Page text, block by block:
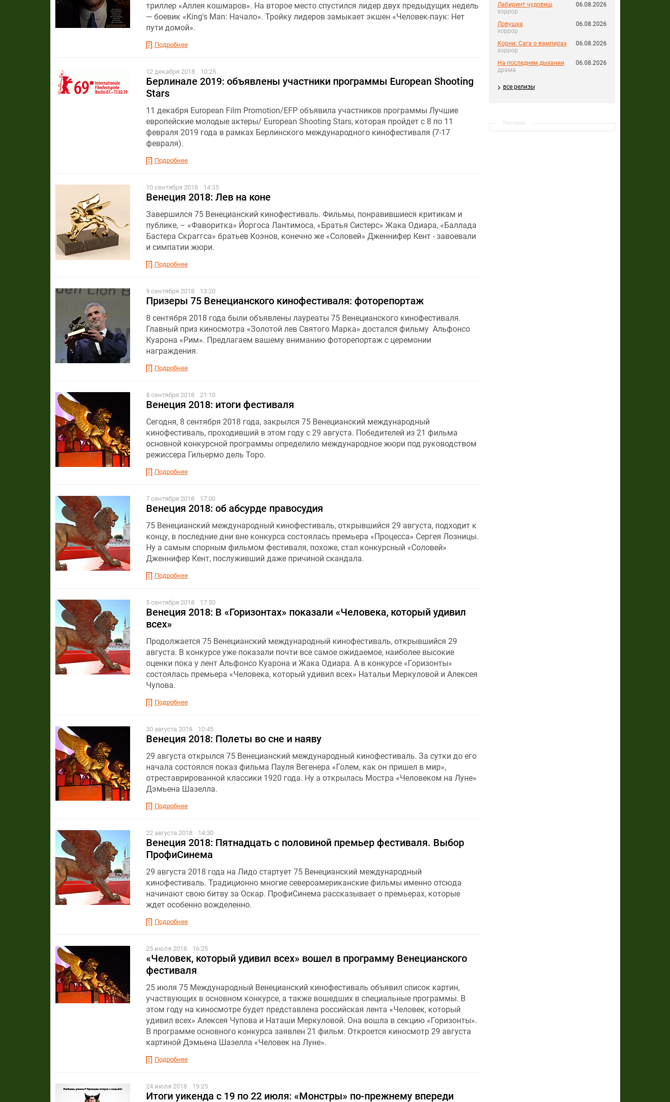
Лабиринт чудовищ
хоррор
06.08.2026
Ловушка
хоррор
06.08.2026
Корни: Сага о вампирах
хоррор
06.08.2026
На последнем дыхании
драма
06.08.2026
все релизы
Реклама
триллер «Аллея кошмаров». На второе место спустился лидер двух предыдущих недель
— боевик «King's Man: Начало». Тройку лидеров замыкает экшен «Человек-паук: Нет
пути домой».
Подробнее
12 декабря 2018 10:25
Берлинале 2019: объявлены участники программы European Shooting
Stars
11 декабря European Film Promotion/EFP объявила участников программы Лучшие
европейские молодые актеры/ European Shooting Stars, которая пройдет с 8 по 11
февраля 2019 года в рамках Берлинского международного кинофестиваля (7-17
февраля).
Подробнее
10 сентября 2018 14:35
Венеция 2018: Лев на коне
Завершился 75 Венецианский кинофестиваль. Фильмы, понравившиеся критикам и
публике, – «Фаворитка» Йоргоса Лантимоса, «Братья Систерс» Жака Одиара, «Баллада
Бастера Скраггса» братьев Коэнов, конечно же «Соловей» Дженнифер Кент - завоевали
и симпатии жюри.
Подробнее
9 сентября 2018 13:20
Призеры 75 Венецианского кинофестиваля: фоторепортаж
8 сентября 2018 года были объявлены лауреаты 75 Венецианского кинофестиваля.
Главный приз киносмотра «Золотой лев Святого Марка» достался фильму Альфонсо
Куарона «Рим». Предлагаем вашему вниманию фоторепортаж с церемонии
награждения.
Подробнее
8 сентября 2018 21:10
Венеция 2018: итоги фестиваля
Сегодня, 8 сентября 2018 года, закрылся 75 Венецианский международный
кинофестиваль, проходивший в этом году с 29 августа. Победителей из 21 фильма
основной конкурсной программы определило международное жюри под руководством
режиссера Гильермо дель Торо.
Подробнее
7 сентября 2018 17:00
Венеция 2018: об абсурде правосудия
75 Венецианский международный кинофестиваль, открывшийся 29 августа, подходит к
концу, в последние дни вне конкурса состоялась премьера «Процесса» Сергея Лозницы.
Ну а самым спорным фильмом фестиваля, похоже, стал конкурсный «Соловей»
Дженнифер Кент, послуживший даже причиной скандала.
Подробнее
5 сентября 2018 17:50
Венеция 2018: В «Горизонтах» показали «Человека, который удивил
всех»
Продолжается 75 Венецианский международный кинофестиваль, открывшийся 29
августа. В конкурсе уже показали почти все самое ожидаемое, наиболее высокие
оценки пока у лент Альфонсо Куарона и Жака Одиара. А в конкурсе «Горизонты»
состоялась премьера «Человека, который удивил всех» Натальи Меркуловой и Алексея
Чупова.
Подробнее
30 августа 2018 10:45
Венеция 2018: Полеты во сне и наяву
29 августа открылся 75 Венецианский международный кинофестиваль. За сутки до его
начала состоялся показ фильма Пауля Вегенера «Голем, как он пришел в мир»,
отреставрированной классики 1920 года. Ну а открылась Мостра «Человеком на Луне»
Дэмьена Шазелла.
Подробнее
22 августа 2018 14:30
Венеция 2018: Пятнадцать с половиной премьер фестиваля. Выбор
ПрофиСинема
29 августа 2018 года на Лидо стартует 75 Венецианский международный
кинофестиваль. Традиционно многие североамериканские фильмы именно отсюда
начинают свою битву за Оскар. ПрофиСинема рассказывает о премьерах, которые
ждет особенно вожделенно.
Подробнее
25 июля 2018 16:25
«Человек, который удивил всех» вошел в программу Венецианского
фестиваля
25 июля 75 Международный Венецианский кинофестиваль объявил список картин,
участвующих в основном конкурсе, а также вошедших в специальные программы. В
этом году на киносмотре будет представлена российская лента «Человек, который
удивил всех» Алексея Чупова и Наташи Меркуловой. Она вошла в секцию «Горизонты».
В программе основного конкурса заявлен 21 фильм. Откроется киносмотр 29 августа
картиной Дэмьена Шазелла «Человек на Луне».
Подробнее
24 июля 2018 19:25
Итоги уикенда с 19 по 22 июля: «Монстры» по-прежнему впереди